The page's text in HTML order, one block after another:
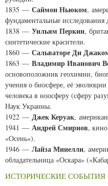
1835 — Саймон Ньюком,
фундаментальные
1838 — Уильям Перкин,
синтетические красители.
1860 — Сальваторе Ди
1863 — Владимир Иванович
основоположник геохимии,
учения о биосфере, её
человека в ноосферу (сферу
Наук Украины.
1922 — Джек Керуак,
1941 — Андрей Смирнов,
«Осень»).
1946 — Лайза Минелли,
обладательница «Оскара»
ИСТОРИЧЕСКИЕ СОБЫТИЯ